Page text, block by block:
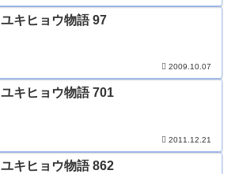
ユキヒョウ物語 97
2009.10.07
ユキヒョウ物語 701
2011.12.21
ユキヒョウ物語 862